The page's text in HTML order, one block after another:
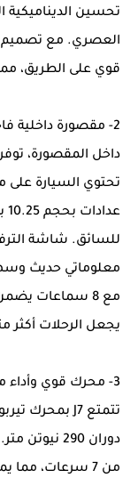
تحسين الديناميكية
قوي على الطريق،
2- مقصورة داخلية فاخرة
تحتوي السيارة على
معلوماتي حديث
مع 8 سماعات
يجعل الرحلات أكثر
3- محرك قوي وأداء متميز
دوران 290